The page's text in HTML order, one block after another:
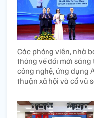
Các phóng viên, nhà
thông về đổi mới sáng
công nghệ, ứng dụng
thuận xã hội và cổ vũ